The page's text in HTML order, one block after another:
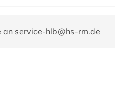
an service-hlb@hs-rm.de